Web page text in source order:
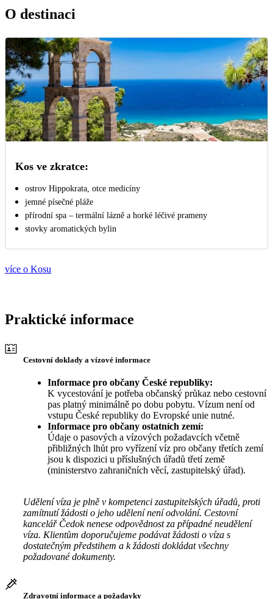
O destinaci
Kos ve zkratce:
ostrov Hippokrata, otce medicíny
jemné písečné pláže
přírodní spa – termální lázně a horké léčivé prameny
stovky aromatických bylin
více o Kosu
Praktické informace
Cestovní doklady a vízové informace
Informace pro občany České republiky:
K vycestování je potřeba občanský průkaz nebo cestovní
pas platný minimálně po dobu pobytu. Vízum není od
vstupu České republiky do Evropské unie nutné.
Informace pro občany ostatních zemí:
Údaje o pasových a vízových požadavcích včetně
přibližných lhůt pro vyřízení víz pro občany třetích zemí
jsou k dispozici u příslušných úřadů třetí země
(ministerstvo zahraničních věcí, zastupitelský úřad).
Udělení víza je plně v kompetenci zastupitelských úřadů, proti
zamítnutí žádosti o jeho udělení není odvolání. Cestovní
kancelář Čedok nenese odpovědnost za případné neudělení
víza. Klientům doporučujeme podávat žádosti o víza s
dostatečným předstihem a k žádosti dokládat všechny
požadované dokumenty.
Zdravotní informace a požadavky